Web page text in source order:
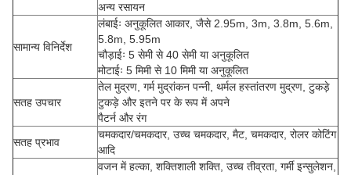
अन्य रसायन
सामान्य विनिर्देश
लंबाईः अनुकूलित आकार, जैसे 2.95m, 3m, 3.8m, 5.6m,
5.8m, 5.95m
चौड़ाईः 5 सेमी से 40 सेमी या अनुकूलित
मोटाईः 5 मिमी से 10 मिमी या अनुकूलित
सतह उपचार
तेल मुद्रण, गर्म मुद्रांकन पन्नी, थर्मल हस्तांतरण मुद्रण, टुकड़े
टुकड़े और इतने पर के रूप में अपने
पैटर्न और रंग
सतह प्रभाव
चमकदार/चमकदार, उच्च चमकदार, मैट, चमकदार, रोलर कोटिंग
आदि
वजन में हल्का, शक्तिशाली शक्ति, उच्च तीव्रता, गर्मी इन्सुलेशन,